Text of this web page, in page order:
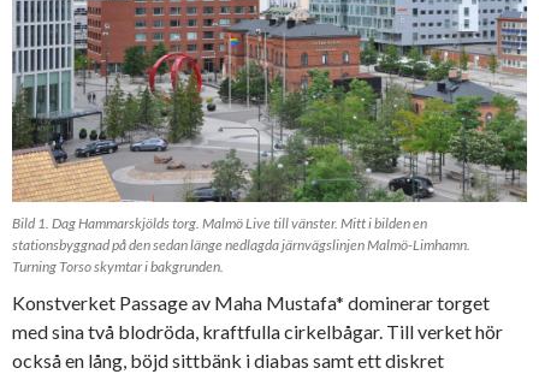
Bild 1. Dag Hammarskjölds torg. Malmö Live till vänster. Mitt i bilden en
stationsbyggnad på den sedan länge nedlagda järnvägslinjen Malmö-Limhamn.
Turning Torso skymtar i bakgrunden.
Konstverket Passage av Maha Mustafa* dominerar torget
med sina två blodröda, kraftfulla cirkelbågar. Till verket hör
också en lång, böjd sittbänk i diabas samt ett diskret